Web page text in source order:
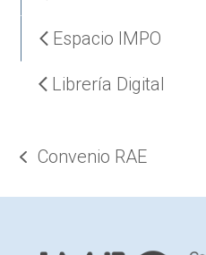
Espacio IMPO
Librería Digital
previous
post:
Convenio RAE